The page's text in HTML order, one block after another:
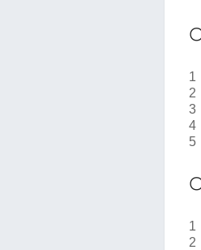
1
2
3
4
5
1
2